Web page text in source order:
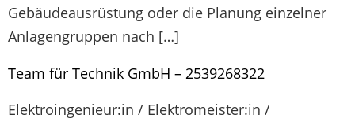
Gebäudeausrüstung oder die Planung einzelner
Anlagengruppen nach […]
Team für Technik GmbH – 2539268322
Elektroingenieur:in / Elektromeister:in /